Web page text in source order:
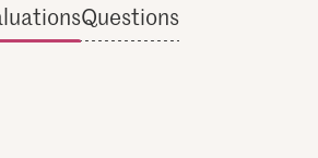
Questions